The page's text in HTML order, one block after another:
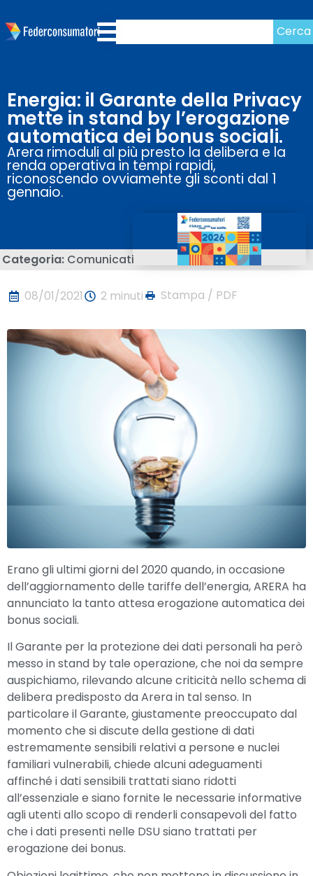
Cerca
Energia: il Garante della Privacy
mette in stand by l’erogazione
automatica dei bonus sociali.
Arera rimoduli al più presto la delibera e la
renda operativa in tempi rapidi,
riconoscendo ovviamente gli sconti dal 1
gennaio.
Categoria: Comunicati
08/01/2021 2 minuti Stampa / PDF
Erano gli ultimi giorni del 2020 quando, in occasione
dell’aggiornamento delle tariffe dell’energia, ARERA ha
annunciato la tanto attesa erogazione automatica dei
bonus sociali.
Il Garante per la protezione dei dati personali ha però
messo in stand by tale operazione, che noi da sempre
auspichiamo, rilevando alcune criticità nello schema di
delibera predisposto da Arera in tal senso. In
particolare il Garante, giustamente preoccupato dal
momento che si discute della gestione di dati
estremamente sensibili relativi a persone e nuclei
familiari vulnerabili, chiede alcuni adeguamenti
affinché i dati sensibili trattati siano ridotti
all’essenziale e siano fornite le necessarie informative
agli utenti allo scopo di renderli consapevoli del fatto
che i dati presenti nelle DSU siano trattati per
erogazione dei bonus.